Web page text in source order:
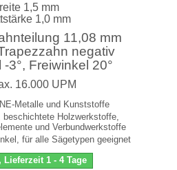
1,5 mm
1,0 mm
11,08 mm
negativ
3°, Freiwinkel 20°
16.000 UPM
Metalle und Kunststoffe
Holzwerkstoffe,
und Verbundwerkstoffe
für alle Sägetypen geeignet
Lieferzeit 1 - 4 Tage